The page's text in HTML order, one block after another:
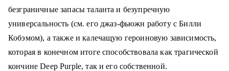
безграничные запасы таланта и безупречную
универсальность (см. его джаз-фьюжн работу с Билли
Кобэмом), а также и калечащую героиновую зависимость,
которая в конечном итоге способствовала как трагической
кончине Deep Purple, так и его собственной.